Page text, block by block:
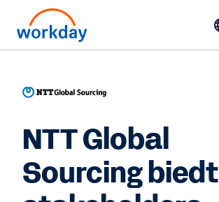
NTT Global
Sourcing biedt